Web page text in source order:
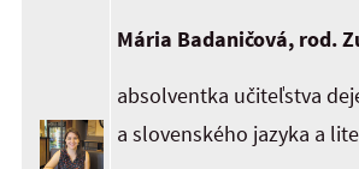
Mária Badaničová, rod.
absolventka učiteľstva
a slovenského jazyka a